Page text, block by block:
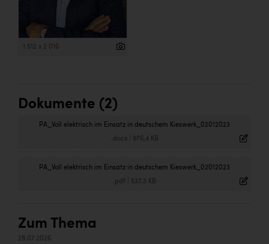
1 512 x 2 016
Dokumente (2)
PA_Voll elektrisch im Einsatz in deutschem Kieswerk_02012023
.docx| 976,4 KB
PA_Voll elektrisch im Einsatz in deutschem Kieswerk_02012023
.pdf 537,3 KB
Zum Thema
28.07.2026